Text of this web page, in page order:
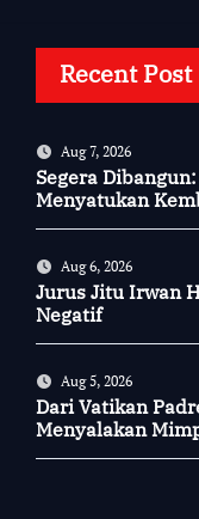
Recent Post
Aug 7, 2026
Segera
Menyatukan
Aug 6, 2026
Jurus Jitu Irwan
Negatif
Aug 5, 2026
Dari Vatikan
Menyalakan